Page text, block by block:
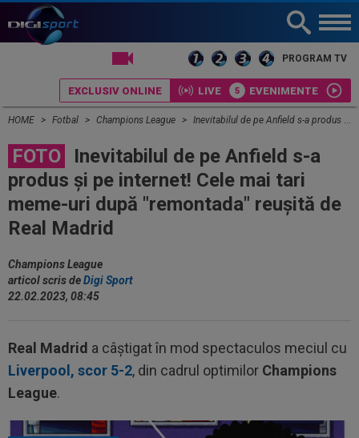
PROGRAM TV
EXCLUSIV ONLINE LIVE EVENIMENTE
HOME Fotbal Champions League Inevitabilul de pe Anfield s-a produs și pe internet! Cele mai tari meme-uri după "remontada" reușită de Real Madrid
FOTO
Inevitabilul de pe Anfield s-a
produs și pe internet! Cele mai tari
meme-uri după "remontada" reușită de
Real Madrid
Champions League
articol scris deDigi Sport
22.02.2023, 08:45
Real Madrid a câștigat în mod spectaculos meciul cu
Liverpool, scor 5-2, din cadrul optimilor Champions
League.